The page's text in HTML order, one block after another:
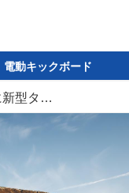
電動キックボード
ポルシェタイカンに新型タイカン4／タイカンGTSが加わり全11バージョンに